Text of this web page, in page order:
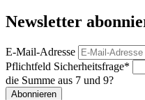
Newsletter
E-Mail-Adresse
Pflichtfeld Sicherheitsfrage*
die Summe aus 7 und 9?
Abonnieren